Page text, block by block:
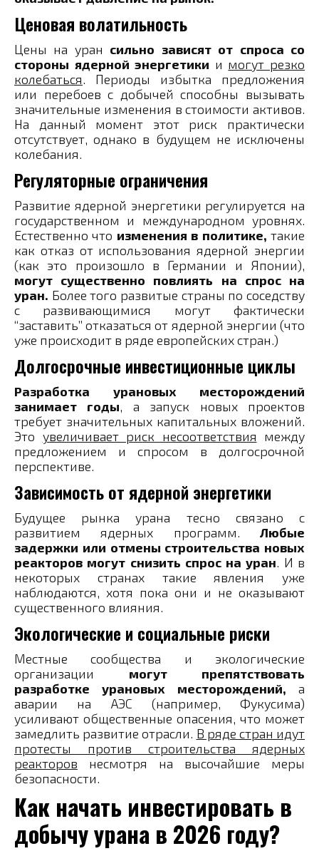
Ценовая волатильность
Цены на уран сильно зависят от спроса со
стороны ядерной энергетики и могут резко
колебаться. Периоды избытка предложения
или перебоев с добычей способны вызывать
значительные изменения в стоимости активов​.
На данный момент этот риск практически
отсутствует, однако в будущем не исключены
колебания.
Регуляторные ограничения
Развитие ядерной энергетики регулируется на
государственном и международном уровнях.
Естественно что изменения в политике, такие
как отказ от использования ядерной энергии
(как это произошло в Германии и Японии),
могут существенно повлиять на спрос на
уран​. Более того развитые страны по соседству
с развивающимися могут фактически
“заставить” отказаться от ядерной энергии (что
уже происходит в ряде европейских стран.)
Долгосрочные инвестиционные циклы
Разработка урановых месторождений
занимает годы, а запуск новых проектов
требует значительных капитальных вложений.
Это увеличивает риск несоответствия между
предложением и спросом в долгосрочной
перспективе​.
Зависимость от ядерной энергетики
Будущее рынка урана тесно связано с
развитием ядерных программ. Любые
задержки или отмены строительства новых
реакторов могут снизить спрос на уран​. И в
некоторых странах такие явления уже
наблюдаются, хотя пока они и не оказывают
существенного влияния.
Экологические и социальные риски
Местные сообщества и экологические
организации могут препятствовать
разработке урановых месторождений, а
аварии на АЭС (например, Фукусима)
усиливают общественные опасения, что может
замедлить развитие отрасли​. В ряде стран идут
протесты против строительства ядерных
реакторов несмотря на высочайшие меры
безопасности.
Как начать инвестировать в
добычу урана в 2026 году?